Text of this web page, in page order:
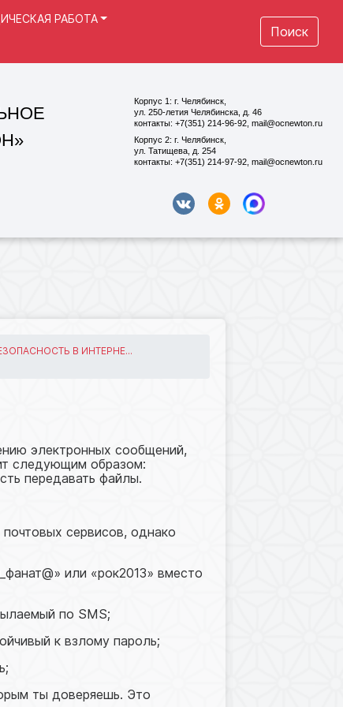
РАБОТА
Поиск
ул. 250-летия Челябинска, д. 46
контакты: +7(351) 214-96-92, mail@ocnewton.ru
контакты: +7(351) 214-97-92, mail@ocnewton.ru
В ИНТЕРНЕ...
электронных сообщений,
следующим образом:
передавать файлы.
сервисов, однако
или «рок2013» вместо
по SMS;
к взлому пароль;
ты доверяешь. Это